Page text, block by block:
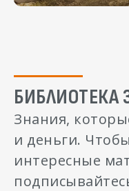
БИБЛИОТЕКА
Знания,
и деньги.
интересные